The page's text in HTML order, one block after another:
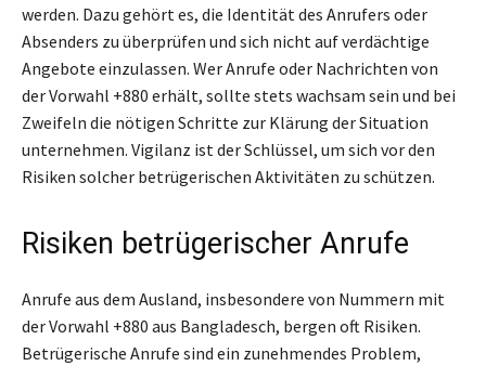
werden. Dazu gehört es, die Identität des Anrufers oder
Absenders zu überprüfen und sich nicht auf verdächtige
Angebote einzulassen. Wer Anrufe oder Nachrichten von
der Vorwahl +880 erhält, sollte stets wachsam sein und bei
Zweifeln die nötigen Schritte zur Klärung der Situation
unternehmen. Vigilanz ist der Schlüssel, um sich vor den
Risiken solcher betrügerischen Aktivitäten zu schützen.
Risiken betrügerischer Anrufe
Anrufe aus dem Ausland, insbesondere von Nummern mit
der Vorwahl +880 aus Bangladesch, bergen oft Risiken.
Betrügerische Anrufe sind ein zunehmendes Problem,